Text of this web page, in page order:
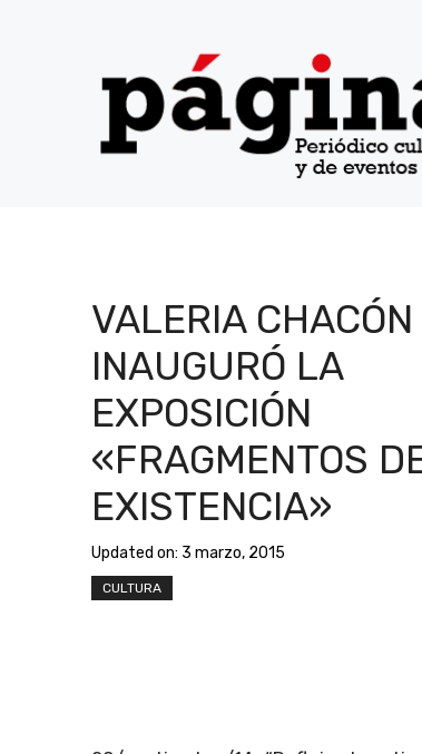
VALERIA CHACÓN
INAUGURÓ LA
EXPOSICIÓN
«FRAGMENTOS
EXISTENCIA»
Updated on: 3 marzo, 2015
CULTURA